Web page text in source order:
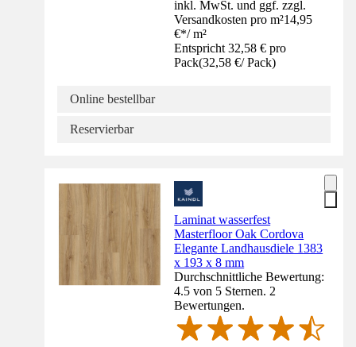
inkl. MwSt. und ggf. zzgl.
Versandkosten pro m²14,95
€*/ m²
Entspricht 32,58 € pro
Pack(32,58 €/ Pack)
Online bestellbar
Reservierbar
Laminat wasserfest
Masterfloor Oak Cordova
Elegante Landhausdiele 1383
x 193 x 8 mm
Durchschnittliche Bewertung:
4.5 von 5 Sternen. 2
Bewertungen.